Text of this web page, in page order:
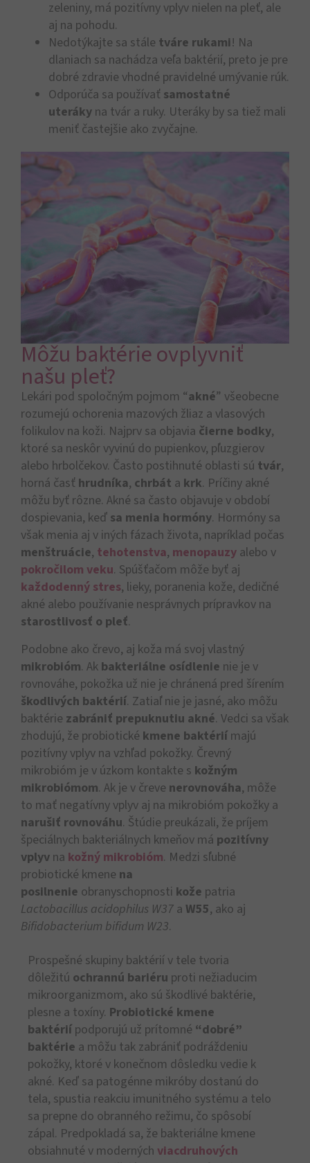
zeleniny, má pozitívny vplyv nielen na pleť, ale
aj na pohodu.
Nedotýkajte sa stále tváre rukami! Na
dlaniach sa nachádza veľa baktérií, preto je pre
dobré zdravie vhodné pravidelné umývanie rúk.
Odporúča sa používať samostatné
uteráky na tvár a ruky. Uteráky by sa tiež mali
meniť častejšie ako zvyčajne.
Môžu baktérie ovplyvniť
našu pleť?
Lekári pod spoločným pojmom “akné” všeobecne
rozumejú ochorenia mazových žliaz a vlasových
folikulov na koži. Najprv sa objavia čierne bodky,
ktoré sa neskôr vyvinú do pupienkov, pľuzgierov
alebo hrbolčekov. Často postihnuté oblasti sú tvár,
horná časť hrudníka, chrbát a krk. Príčiny akné
môžu byť rôzne. Akné sa často objavuje v období
dospievania, keď sa menia hormóny. Hormóny sa
však menia aj v iných fázach života, napríklad počas
menštruácie, tehotenstva, menopauzy alebo v
pokročilom veku. Spúšťačom môže byť aj
každodenný stres, lieky, poranenia kože, dedičné
akné alebo používanie nesprávnych prípravkov na
starostlivosť o pleť.
Podobne ako črevo, aj koža má svoj vlastný
mikrobióm. Ak bakteriálne osídlenie nie je v
rovnováhe, pokožka už nie je chránená pred šírením
škodlivých baktérií. Zatiaľ nie je jasné, ako môžu
baktérie zabrániť prepuknutiu akné. Vedci sa však
zhodujú, že probiotické kmene baktérií majú
pozitívny vplyv na vzhľad pokožky. Črevný
mikrobióm je v úzkom kontakte s kožným
mikrobiómom. Ak je v čreve nerovnováha, môže
to mať negatívny vplyv aj na mikrobióm pokožky a
narušiť rovnováhu. Štúdie preukázali, že príjem
špeciálnych bakteriálnych kmeňov má pozitívny
vplyv na kožný mikrobióm. Medzi sľubné
probiotické kmene na
posilnenie obranyschopnosti kože patria
Lactobacillus acidophilus W37 a W55, ako aj
Bifidobacterium bifidum W23.
Prospešné skupiny baktérií v tele tvoria
dôležitú ochrannú bariéru proti nežiaducim
mikroorganizmom, ako sú škodlivé baktérie,
plesne a toxíny. Probiotické kmene
baktérií podporujú už prítomné “dobré”
baktérie a môžu tak zabrániť podráždeniu
pokožky, ktoré v konečnom dôsledku vedie k
akné. Keď sa patogénne mikróby dostanú do
tela, spustia reakciu imunitného systému a telo
sa prepne do obranného režimu, čo spôsobí
zápal. Predpokladá sa, že bakteriálne kmene
obsiahnuté v moderných viacdruhových